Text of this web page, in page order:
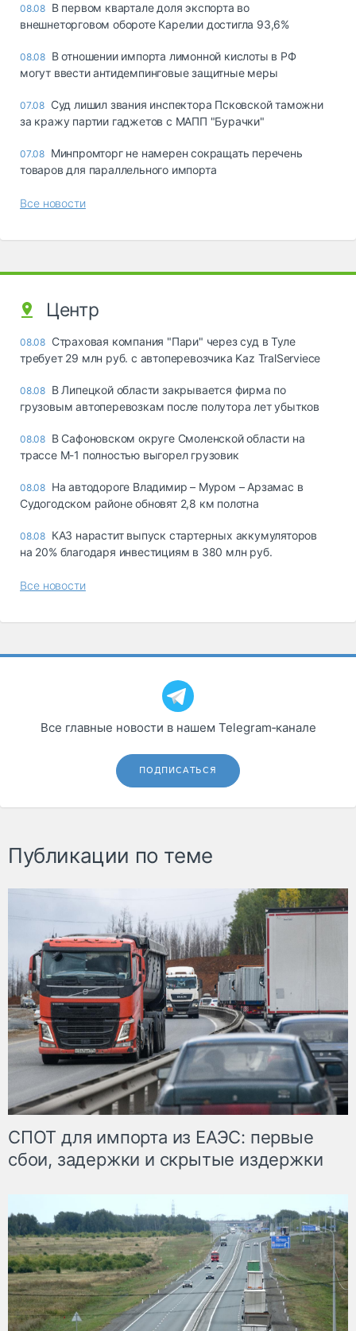
08.08 В первом квартале доля экспорта во
внешнеторговом обороте Карелии достигла 93,6%
08.08 В отношении импорта лимонной кислоты в РФ
могут ввести антидемпинговые защитные меры
07.08 Суд лишил звания инспектора Псковской таможни
за кражу партии гаджетов с МАПП "Бурачки"
07.08 Минпромторг не намерен сокращать перечень
товаров для параллельного импорта
Все новости
Центр
08.08 Страховая компания "Пари" через суд в Туле
требует 29 млн руб. с автоперевозчика Kaz TralServiece
08.08 В Липецкой области закрывается фирма по
грузовым автоперевозкам после полутора лет убытков
08.08 В Сафоновском округе Смоленской области на
трассе М-1 полностью выгорел грузовик
08.08 На автодороге Владимир – Муром – Арзамас в
Судогодском районе обновят 2,8 км полотна
08.08 КАЗ нарастит выпуск стартерных аккумуляторов
на 20% благодаря инвестициям в 380 млн руб.
Все новости
Все главные новости в нашем Telegram‑канале
ПОДПИСАТЬСЯ
Публикации по теме
СПОТ для импорта из ЕАЭС: первые
сбои, задержки и скрытые издержки